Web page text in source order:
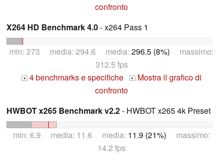
confronto
X264 HD Benchmark 4.0- x264 Pass 1
min: 273 media: 294.6 media: 296.5 (8%) massimo:
312.5 fps
+ 4 benchmarks e specifiche + Mostra il grafico di
confronto
HWBOT x265 Benchmark v2.2- HWBOT x265 4k Preset
min: 6.9 media: 11.6 media: 11.9 (21%) massimo:
14.2 fps